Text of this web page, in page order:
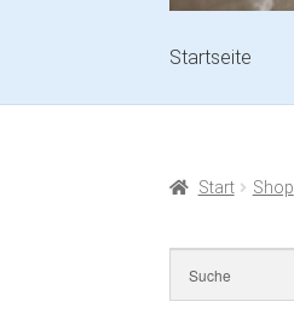
Startseite
Start Shop